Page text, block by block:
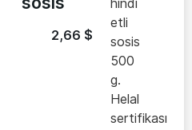
2,66 $
hindi
etli
sosis
500
g.
Helal
sertifikası